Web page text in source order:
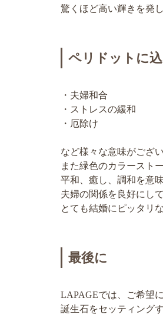
驚くほど高い輝きを発
ペリドットに
・夫婦和合
・ストレスの緩和
・厄除け
など様々な意味がござ
また緑色のカラースト
平和、癒し、調和を意
夫婦の関係を良好にし
とても結婚にピッタリ
最後に
LAPAGEでは、ご希望
誕生石をセッティング